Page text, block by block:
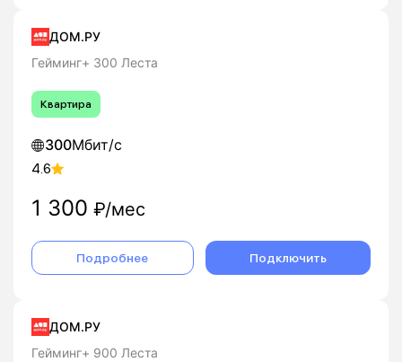
ДОМ.РУ
Гейминг+ 300 Леста
Квартира
300Мбит/с
4.6
1 300 ₽/мес
Подробнее Подключить
ДОМ.РУ
Гейминг+ 900 Леста